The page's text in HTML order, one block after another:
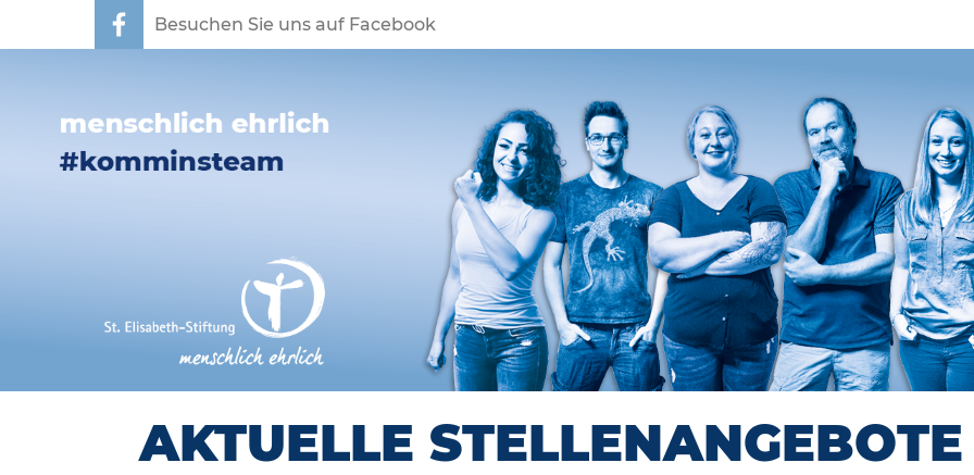
Besuchen Sie uns auf Facebook
AKTUELLE STELLENANGEBOTE